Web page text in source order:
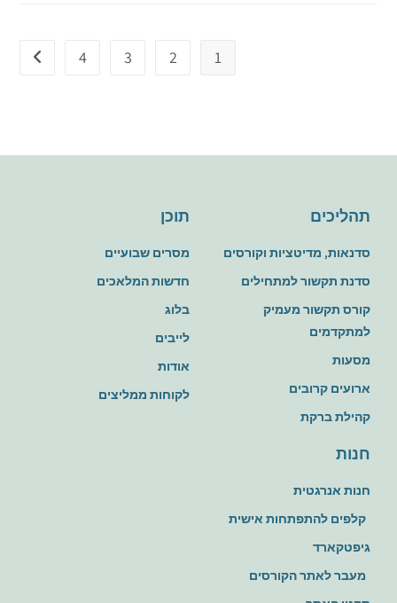
1
2
3
4
תהליכים
סדנאות, מדיטציות וקורסים
סדנת תקשור למתחילים
קורס תקשור מעמיק
למתקדמים
מסעות
ארועים קרובים
קהילת ברקת
תוכן
מסרים שבועיים
חדשות המלאכים
בלוג
לייבים
אודות
לקוחות ממליצים
חנות
חנות אנרגטית
קלפים להתפתחות אישית
גיפטקארד
מעבר לאתר הקורסים